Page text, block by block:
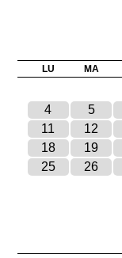
LU MA
4
5
11
12
18
19
25
26